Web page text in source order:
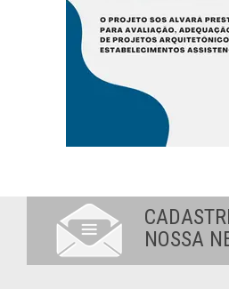
NOSSA